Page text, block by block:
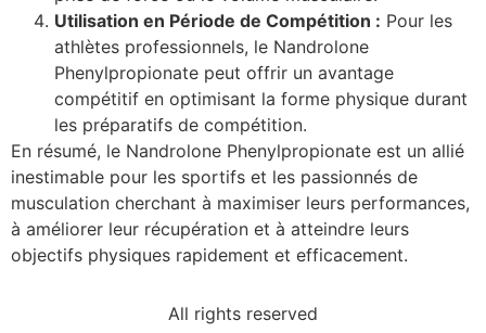
Utilisation en Période de Compétition : Pour les
athlètes professionnels, le Nandrolone
Phenylpropionate peut offrir un avantage
compétitif en optimisant la forme physique durant
les préparatifs de compétition.
En résumé, le Nandrolone Phenylpropionate est un allié
inestimable pour les sportifs et les passionnés de
musculation cherchant à maximiser leurs performances,
à améliorer leur récupération et à atteindre leurs
objectifs physiques rapidement et efficacement.
All rights reserved